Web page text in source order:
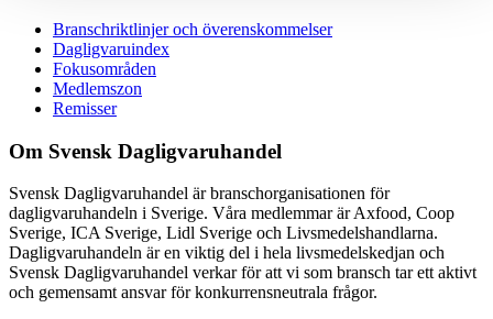
Branschriktlinjer och överenskommelser
Dagligvaruindex
Fokusområden
Medlemszon
Remisser
Om Svensk Dagligvaruhandel
Svensk Dagligvaruhandel är branschorganisationen för
dagligvaruhandeln i Sverige. Våra medlemmar är Axfood, Coop
Sverige, ICA Sverige, Lidl Sverige och Livsmedelshandlarna.
Dagligvaruhandeln är en viktig del i hela livsmedelskedjan och
Svensk Dagligvaruhandel verkar för att vi som bransch tar ett aktivt
och gemensamt ansvar för konkurrensneutrala frågor.